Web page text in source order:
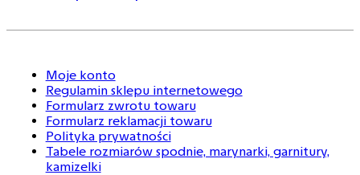
Moje konto
Regulamin sklepu internetowego
Formularz zwrotu towaru
Formularz reklamacji towaru
Polityka prywatności
Tabele rozmiarów spodnie, marynarki, garnitury,
kamizelki